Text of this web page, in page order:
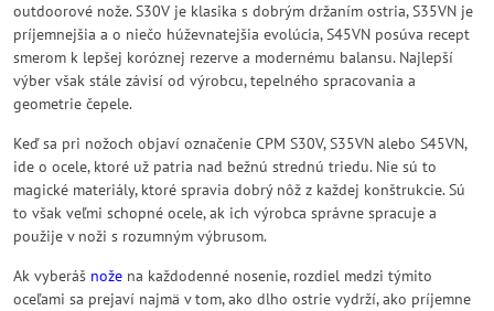
outdoorové nože. S30V je klasika s dobrým držaním ostria, S35VN je
príjemnejšia a o niečo húževnatejšia evolúcia, S45VN posúva recept
smerom k lepšej koróznej rezerve a modernému balansu. Najlepší
výber však stále závisí od výrobcu, tepelného spracovania a
geometrie čepele.
Keď sa pri nožoch objaví označenie CPM S30V, S35VN alebo S45VN,
ide o ocele, ktoré už patria nad bežnú strednú triedu. Nie sú to
magické materiály, ktoré spravia dobrý nôž z každej konštrukcie. Sú
to však veľmi schopné ocele, ak ich výrobca správne spracuje a
použije v noži s rozumným výbrusom.
Ak vyberáš nože na každodenné nosenie, rozdiel medzi týmito
oceľami sa prejaví najmä v tom, ako dlho ostrie vydrží, ako príjemne